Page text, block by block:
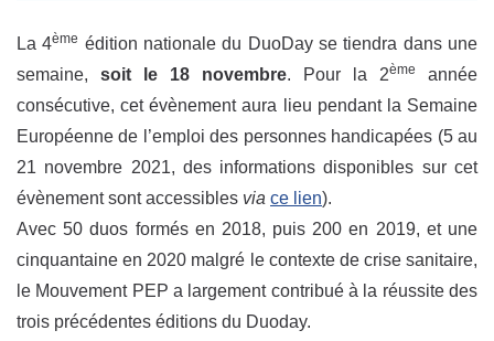
La 4ème édition nationale du DuoDay se tiendra dans une
semaine, soit le 18 novembre. Pour la 2ème
année
consécutive, cet évènement aura lieu pendant la Semaine
Européenne de l’emploi des personnes handicapées (5 au
21 novembre 2021, des informations disponibles sur cet
évènement sont accessibles via ce lien).
Avec 50 duos formés en 2018, puis 200 en 2019, et une
cinquantaine en 2020 malgré le contexte de crise sanitaire,
le Mouvement PEP a largement contribué à la réussite des
trois précédentes éditions du Duoday.